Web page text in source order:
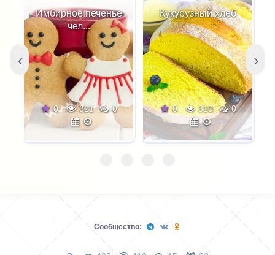
Имбирное печенье
чел...
0 321 0
Кукурузный хлеб
0 310 0
‹ ›
Сообщество: